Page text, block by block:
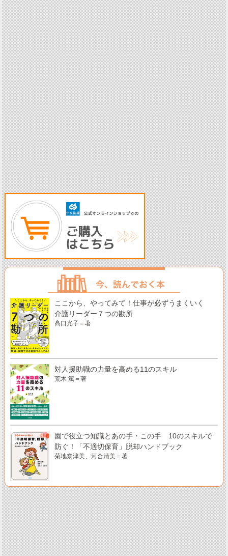
ここから、やってみて！仕事が必ずうまくいく
介護リーダー７つの勘所
髙口光子＝著
対人援助職の力量を高める11のスキル
荒木 篤＝著
園で役立つ知識とあの手・この手 10のスキルで
防ぐ！「不適切保育」脱却ハンドブック
菊地奈津美、河合清美＝著